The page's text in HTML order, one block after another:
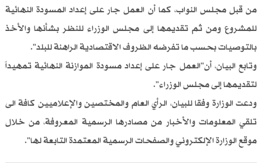
من قبل مجلس النواب، كما أن العمل جار على إعداد المسودة النهائية
للمشروع ومن ثم تقديمها إلى مجلس الوزراء للنظر بشأنها والأخذ
بالتوصيات بحسب ما تفرضه الظروف الاقتصادية الراهنة للبلد".
وتابع البيان، أن"العمل جار على إعداد مسودة الموازنة النهائية تمهيداً
لتقديمها إلى مجلس الوزراء".
ودعت الوزارة وفقا للبيان، الرأي العام والمختصين والإعلاميين كافة الى
تلقي المعلومات والأخبار من مصادرها الرسمية المعروفة، من خلال
موقع الوزارة الإلكتروني والصفحات الرسمية المعتمدة التابعة لها".